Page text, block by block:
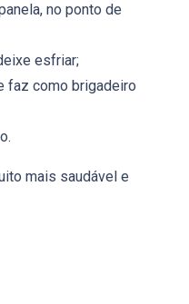
no ponto de
esfriar;
faz como brigadeiro
mais saudável e